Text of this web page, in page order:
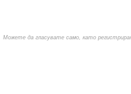
Можете да гласувате само, като